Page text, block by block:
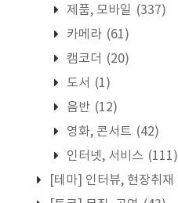
제품, 모바일 (337)
카메라 (61)
캠코더 (20)
도서 (1)
음반 (12)
영화, 콘서트 (42)
인터넷, 서비스 (111)
[테마] 인터뷰, 현장취재